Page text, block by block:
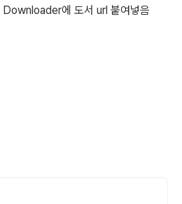
에 도서 url 붙여넣음